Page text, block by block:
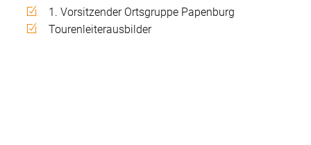
1. Vorsitzender Ortsgruppe Papenburg
Tourenleiterausbilder